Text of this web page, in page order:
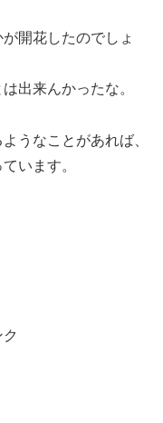
開花したのでしょ
出来んかったな。
うなことがあれば、
います。